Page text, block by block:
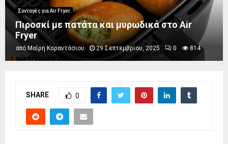
Συνταγές για Air Fryer
Πιροσκί με πατάτα και μυρωδικά στο Air
Fryer
από Μαίρη Καραντάσιου 29 Σεπτεμβρίου, 2025 0 814
SHARE 0